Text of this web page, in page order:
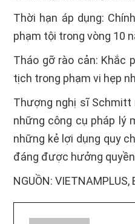
Thời hạn áp dụng:
phạm tội trong vòng 10
Tháo gỡ rào cản: Khắc
tịch trong phạm vi hẹp
Thượng nghị sĩ Schmitt
những công cụ pháp lý
những kẻ lợi dụng quy
đáng được hưởng
NGUỒN: